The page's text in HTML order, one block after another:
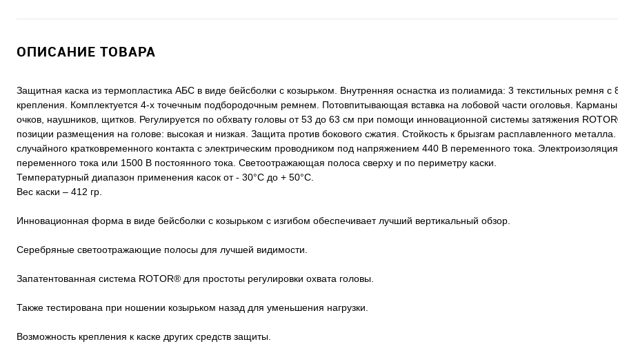
ОПИСАНИЕ ТОВАРА
Защитная каска из термопластика АБС в виде бейсболки с козырьком. Внутренняя оснастка из полиамида: 3 текстильных ремня с
крепления. Комплектуется 4-х точечным подбородочным ремнем. Потовпитывающая вставка на лобовой части оголовья.
очков, наушников, щитков. Регулируется по обхвату головы от 53 до 63 см при помощи инновационной системы затяжения
позиции размещения на голове: высокая и низкая. Защита против бокового сжатия. Стойкость к брызгам расплавленного
случайного кратковременного контакта с электрическим проводником под напряжением 440 В переменного тока.
переменного тока или 1500 В постоянного тока. Светоотражающая полоса сверху и по периметру каски.
Температурный диапазон применения касок от - 30°C до + 50°C.
Вес каски – 412 гр.
Инновационная форма в виде бейсболки с козырьком с изгибом обеспечивает лучший вертикальный обзор.
Серебряные светоотражающие полосы для лучшей видимости.
Запатентованная система ROTOR® для простоты регулировки охвата головы.
Также тестирована при ношении козырьком назад для уменьшения нагрузки.
Возможность крепления к каске других средств защиты.